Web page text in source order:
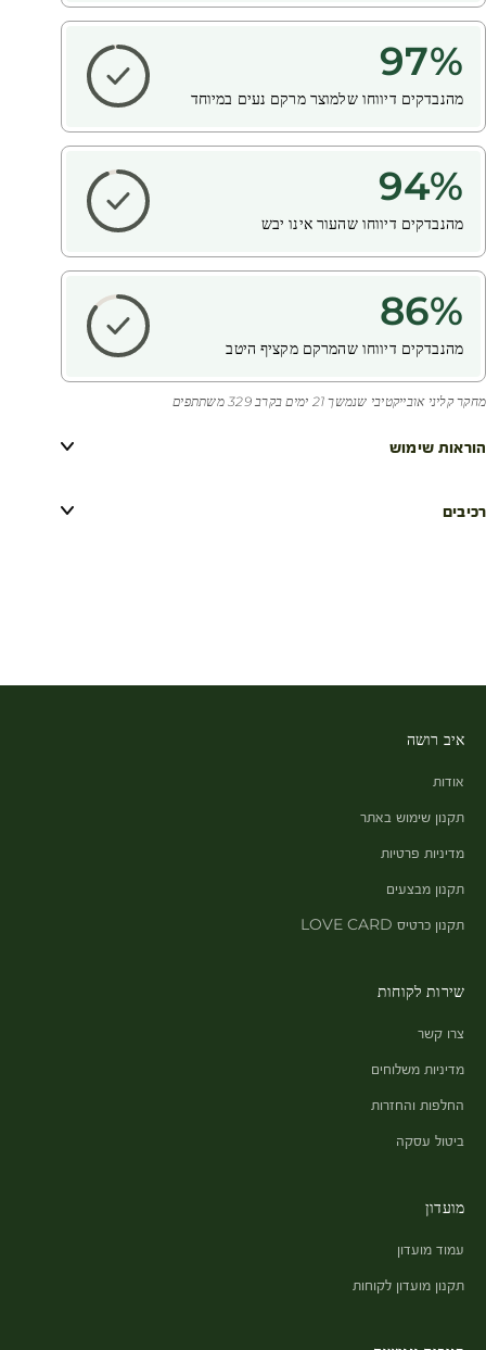
97%
מהנבדקים דיווחו שלמוצר מרקם נעים במיוחד
94%
מהנבדקים דיווחו שהעור אינו יבש
86%
מהנבדקים דיווחו שהמרקם מקציף היטב
מחקר קליני אובייקטיבי שנמשך 21 ימים בקרב 329 משתתפים
הוראות שימוש
רכיבים
איב רושה
אודות
תקנון שימוש באתר
מדיניות פרטיות
תקנון מבצעים
תקנון כרטיס LOVE CARD
שירות לקוחות
צרו קשר
מדיניות משלוחים
החלפות והחזרות
ביטול עסקה
מועדון
עמוד מועדון
תקנון מועדון לקוחות